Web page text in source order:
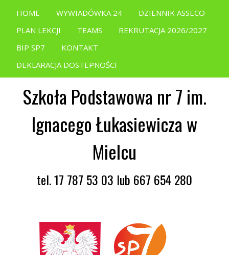
HOME WYWIADÓWKA 24
DZIENNIK ASSECO
PLAN LEKCJI
TEAMS
REKRUTACJA 2026/2027
BIP SP7
KONTAKT
DEKLARACJA DOSTEPNOŚCI
Szkoła Podstawowa nr 7 im.
Ignacego Łukasiewicza w
Mielcu
tel. 17 787 53 03 lub 667 654 280